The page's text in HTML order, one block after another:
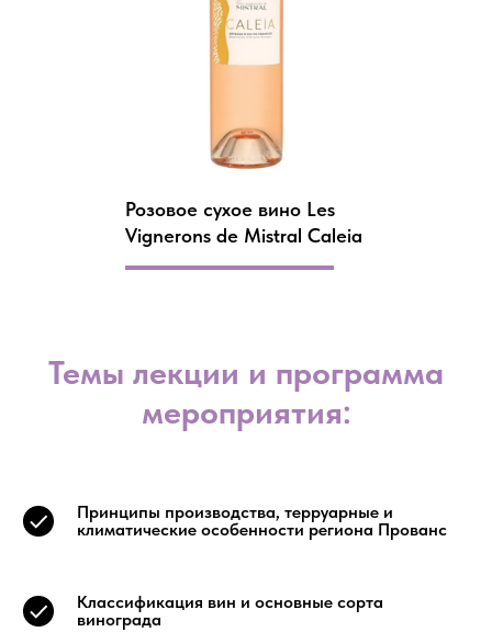
Розовое сухое вино Les
Vignerons de Mistral Caleia
Темы лекции и программа
мероприятия:
Принципы производства, терруарные и
климатические особенности региона Прованс
Классификация вин и основные сорта
винограда